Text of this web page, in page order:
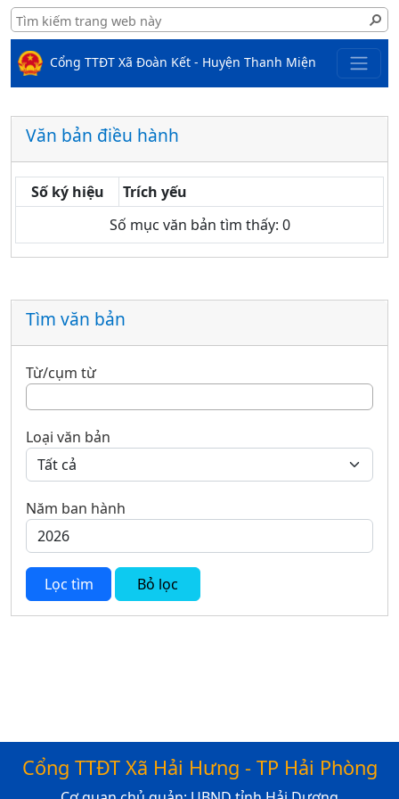
Cổng TTĐT Xã Đoàn Kết - Huyện Thanh Miện
Văn bản điều hành
Số ký hiệu
Trích yếu
Số mục văn bản tìm thấy: 0
Tìm văn bản
Từ/cụm từ
Loại văn bản
Năm ban hành
Lọc tìm Bỏ lọc
Cổng TTĐT Xã Hải Hưng - TP Hải Phòng